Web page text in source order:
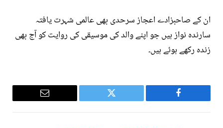
ان کے صاحبزادے اعجاز سرحدی بھی عالمی شہرت یافتہ
سارندہ نواز ہیں جو اپنے والد کی موسیقی کی روایت کو آج بھی
زندہ رکھے ہوئے ہیں۔
Facebook
Twitter
Email